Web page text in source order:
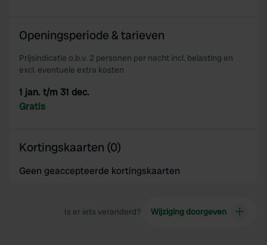
Openingsperiode & tarieven
Prijsindicatie o.b.v. 2 personen per nacht incl. belasting en
excl. eventuele extra kosten
1 jan. t/m 31 dec.
Gratis
Kortingskaarten (0)
Geen geaccepteerde kortingskaarten
Is er iets veranderd? Wijziging doorgeven